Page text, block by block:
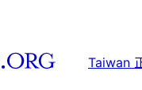
Taiwan